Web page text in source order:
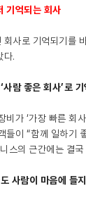
기억되는 회사
회사로 기억되기를
다.
사람 좋은 회사’로
비가 ‘가장 빠른 회
들이 “함께 일하기
스의 근간에는 결
사람이 마음에 들